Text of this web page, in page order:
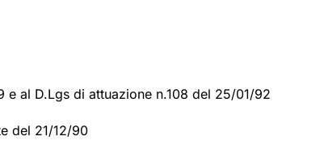
e al D.Lgs di attuazione n.108 del 25/01/92
del 21/12/90